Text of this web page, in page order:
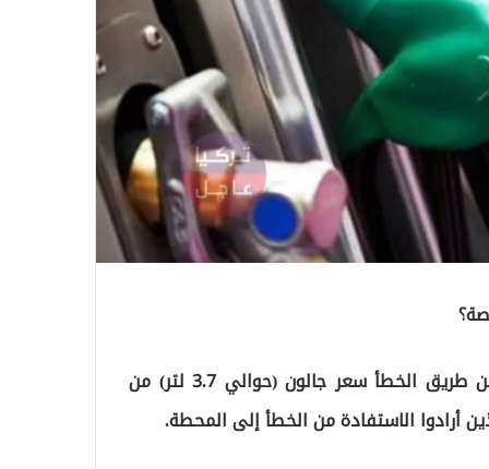
عندما كتب موظف محطة بنزين في الولايات المتحدة عن طريق الخطأ سعر جالون (حوالي 3.7 لتر) من